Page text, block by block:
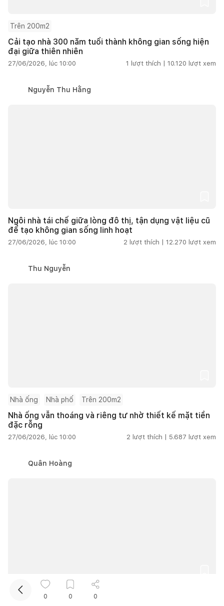
Trên 200m2
Cải tạo nhà 300 năm tuổi thành không gian sống hiện
đại giữa thiên nhiên
27/06/2026, lúc 10:00 1 lượt thích | 10.120 lượt xem
Nguyễn Thu Hằng
Ngôi nhà tái chế giữa lòng đô thị, tận dụng vật liệu cũ
để tạo không gian sống linh hoạt
27/06/2026, lúc 10:00 2 lượt thích | 12.270 lượt xem
Thu Nguyễn
Nhà ống Nhà phố Trên 200m2
Nhà ống vẫn thoáng và riêng tư nhờ thiết kế mặt tiền
đặc rỗng
27/06/2026, lúc 10:00 2 lượt thích | 5.687 lượt xem
Quân Hoàng
Nên làm tủ bếp nhựa hay MDF? KTS tư vấn cách chọn
0 0 0